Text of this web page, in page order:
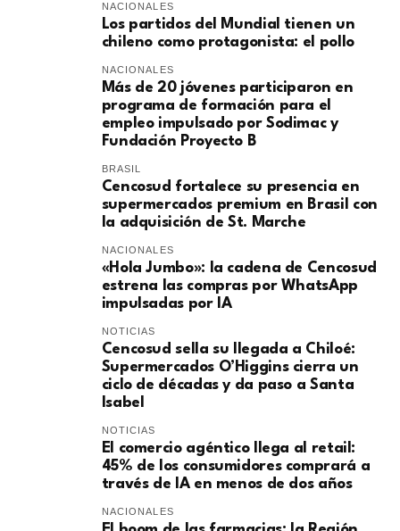
NACIONALES
Los partidos del Mundial tienen un
chileno como protagonista: el pollo
NACIONALES
Más de 20 jóvenes participaron en
programa de formación para el
empleo impulsado por Sodimac y
Fundación Proyecto B
BRASIL
Cencosud fortalece su presencia en
supermercados premium en Brasil con
la adquisición de St. Marche
NACIONALES
«Hola Jumbo»: la cadena de Cencosud
estrena las compras por WhatsApp
impulsadas por IA
NOTICIAS
Cencosud sella su llegada a Chiloé:
Supermercados O’Higgins cierra un
ciclo de décadas y da paso a Santa
Isabel
NOTICIAS
El comercio agéntico llega al retail:
45% de los consumidores comprará a
través de IA en menos de dos años
NACIONALES